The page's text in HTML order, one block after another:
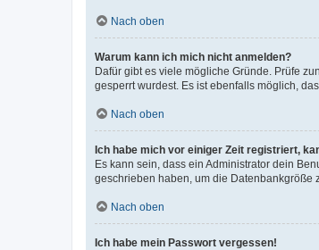
Nach oben
Warum kann ich mich nicht anmelden?
Dafür gibt es viele mögliche Gründe. Prüfe
gesperrt wurdest. Es ist ebenfalls möglich,
Nach oben
Ich habe mich vor einiger Zeit registriert,
Es kann sein, dass ein Administrator dein
geschrieben haben, um die Datenbankgröße
Nach oben
Ich habe mein Passwort vergessen!